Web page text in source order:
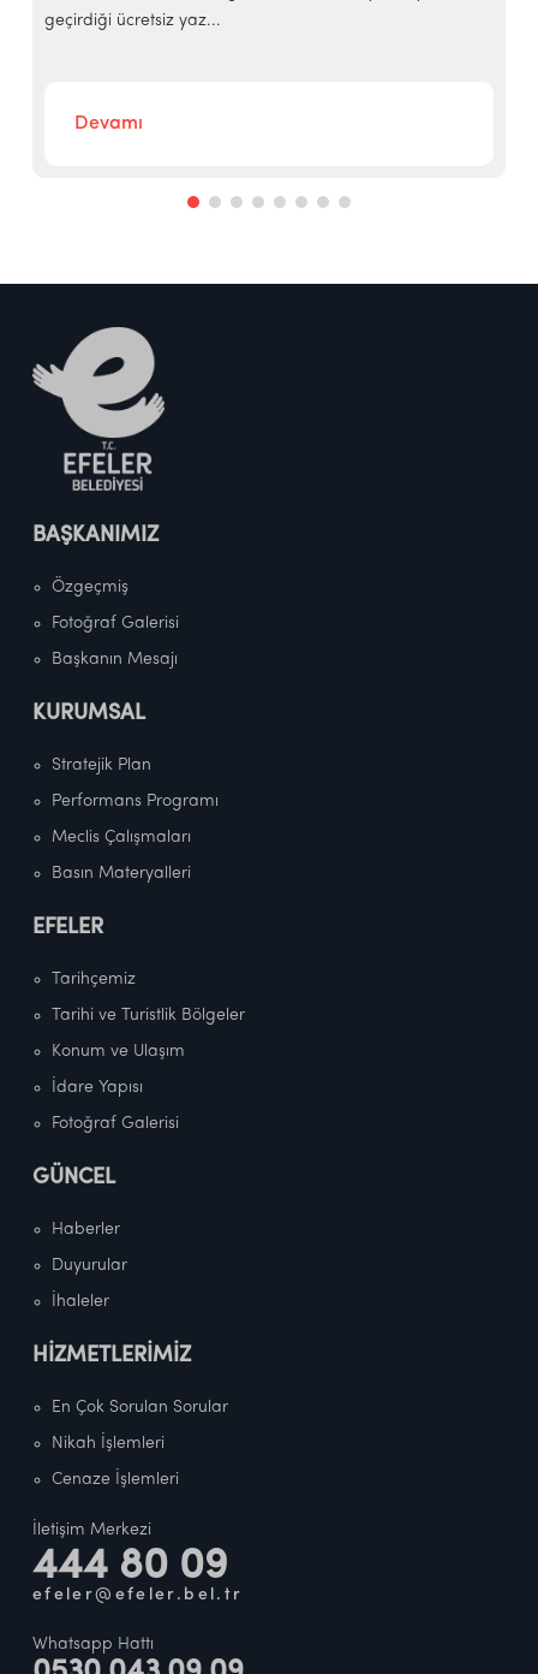
geçirdiği ücretsiz yaz...
Devamı
BAŞKANIMIZ
Özgeçmiş
Fotoğraf Galerisi
Başkanın Mesajı
KURUMSAL
Stratejik Plan
Performans Programı
Meclis Çalışmaları
Basın Materyalleri
EFELER
Tarihçemiz
Tarihi ve Turistlik Bölgeler
Konum ve Ulaşım
İdare Yapısı
Fotoğraf Galerisi
GÜNCEL
Haberler
Duyurular
İhaleler
HİZMETLERİMİZ
En Çok Sorulan Sorular
Nikah İşlemleri
Cenaze İşlemleri
İletişim Merkezi
444 80 09
efeler@efeler.bel.tr
Whatsapp Hattı